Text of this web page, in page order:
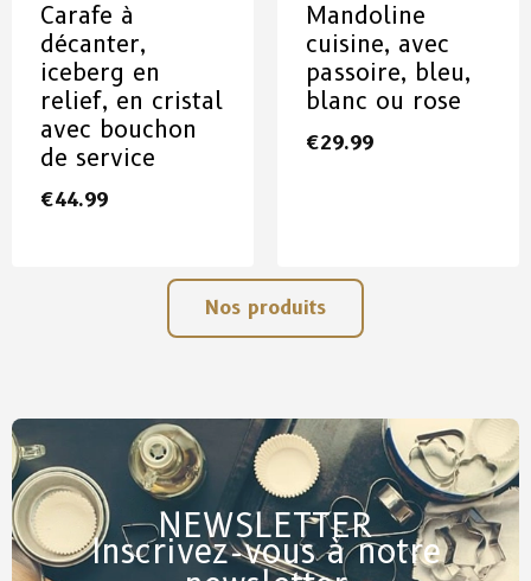
Carafe à
décanter,
iceberg en
relief, en cristal
avec bouchon
de service
€44.99
Mandoline
cuisine, avec
passoire, bleu,
blanc ou rose
€29.99
Nos produits
NEWSLETTER
Inscrivez-vous à notre